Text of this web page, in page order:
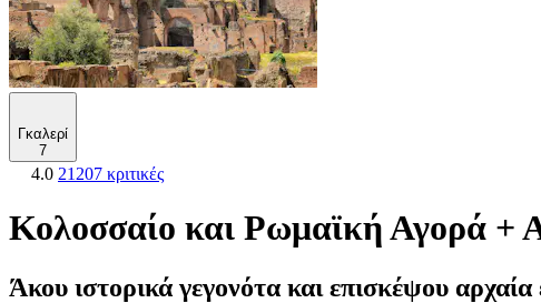
Γκαλερί
7
4.0 21207 κριτικές
Κολοσσαίο και Ρωμαϊκή Αγορά +
Άκου ιστορικά γεγονότα και επισκέψου αρχαία